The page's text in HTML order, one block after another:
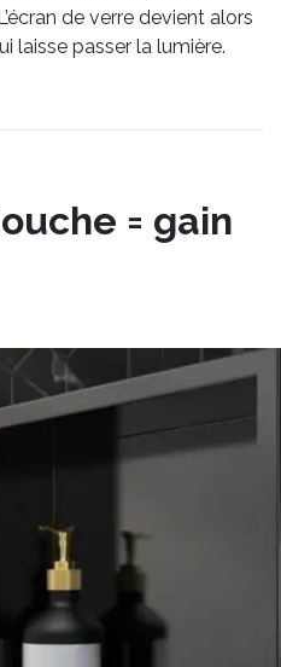
de verre devient alors
laisse passer la lumière.
= gain